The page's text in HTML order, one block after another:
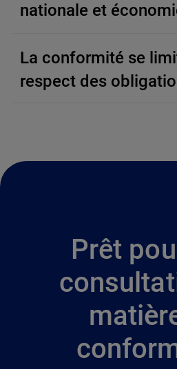
nationale et
La conformité se
respect des
Prêt